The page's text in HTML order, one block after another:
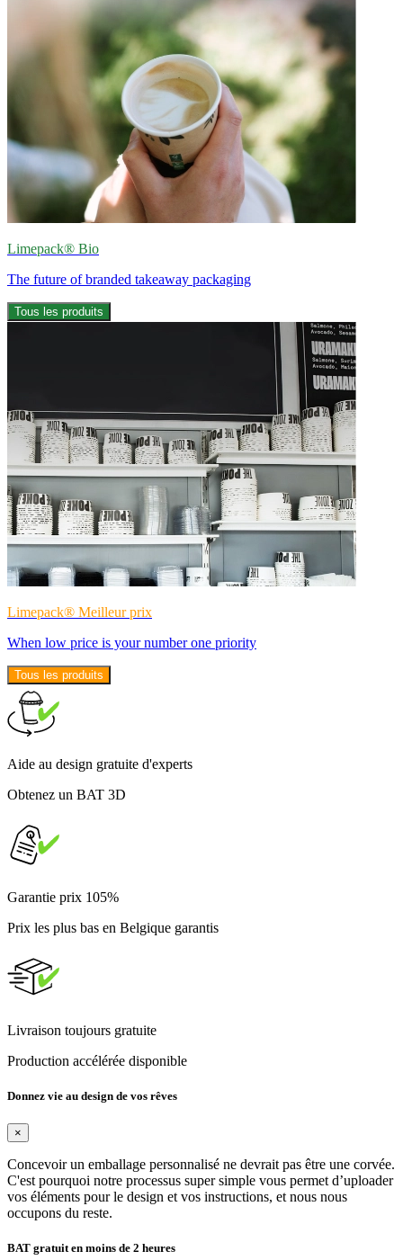
Limepack® Bio
The future of branded takeaway packaging
Tous les produits
Limepack® Meilleur prix
When low price is your number one priority
Tous les produits
Aide au design gratuite d'experts
Obtenez un BAT 3D
Garantie prix 105%
Prix les plus bas en Belgique garantis
Livraison toujours gratuite
Production accélérée disponible
Donnez vie au design de vos rêves
×
Concevoir un emballage personnalisé ne devrait pas être une corvée.
C'est pourquoi notre processus super simple vous permet d’uploader
vos éléments pour le design et vos instructions, et nous nous
occupons du reste.
BAT gratuit en moins de 2 heures